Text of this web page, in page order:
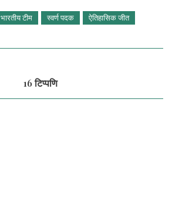
भारतीय टीम स्वर्ण पदक ऐतिहासिक जीत
16 टिप्पणि